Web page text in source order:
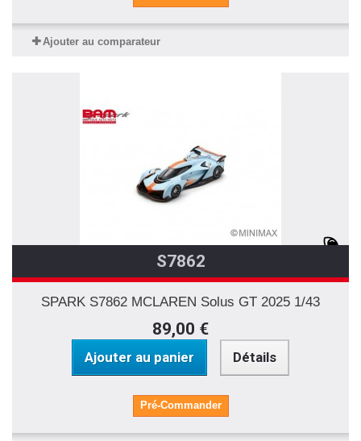
Ajouter au comparateur
S7862
SPARK S7862 MCLAREN Solus GT 2025 1/43
89,00 €
Ajouter au panier Détails
Pré-Commander